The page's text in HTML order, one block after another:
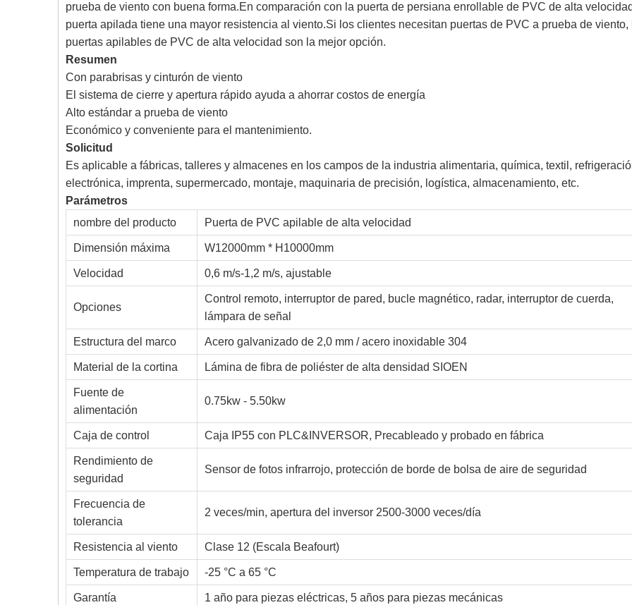
prueba de viento con buena forma.En comparación con la puerta de persiana enrollable de PVC de alta
puerta apilada tiene una mayor resistencia al viento.Si los clientes necesitan puertas de PVC a prueba de viento,
puertas apilables de PVC de alta velocidad son la mejor opción.
Resumen
Con parabrisas y cinturón de viento
El sistema de cierre y apertura rápido ayuda a ahorrar costos de energía
Alto estándar a prueba de viento
Económico y conveniente para el mantenimiento.
Solicitud
Es aplicable a fábricas, talleres y almacenes en los campos de la industria alimentaria, química, textil,
electrónica, imprenta, supermercado, montaje, maquinaria de precisión, logística, almacenamiento, etc.
Parámetros
nombre del producto
Puerta de PVC apilable de alta velocidad
Dimensión máxima W12000mm * H10000mm
Velocidad 0,6 m/s-1,2 m/s, ajustable
Opciones
Control remoto, interruptor de pared, bucle magnético, radar, interruptor de cuerda,
lámpara de señal
Estructura del marco Acero galvanizado de 2,0 mm / acero inoxidable 304
Material de la cortina Lámina de fibra de poliéster de alta densidad SIOEN
Fuente de
alimentación
0.75kw - 5.50kw
Caja de control Caja IP55 con PLC&INVERSOR, Precableado y probado en fábrica
Rendimiento de
seguridad
Sensor de fotos infrarrojo, protección de borde de bolsa de aire de seguridad
Frecuencia de
tolerancia
2 veces/min, apertura del inversor 2500-3000 veces/día
Resistencia al viento Clase 12 (Escala Beafourt)
Temperatura de trabajo -25 °C a 65 °C
Garantía 1 año para piezas eléctricas, 5 años para piezas mecánicas